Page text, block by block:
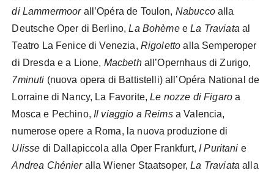
di Lammermoorall’Opéra de Toulon, Nabuccoalla
Deutsche Oper di Berlino,La BohèmeeLa Traviata al
Teatro La Fenice di Venezia, Rigoletto alla Semperoper
di Dresda e a Lione, Macbethall’Opernhaus di Zurigo,
7minuti (nuova opera di Battistelli) all’Opéra National de
Lorraine di Nancy, La Favorite,Le nozze di Figaro a
Mosca e Pechino, Il viaggio a Reimsa Valencia,
numerose opere a Roma, la nuova produzione di
Ulisse di Dallapiccola alla Oper Frankfurt, I Puritani e
Andrea Chénieralla Wiener Staatsoper,La Traviata alla